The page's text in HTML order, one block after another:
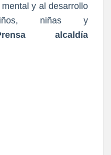
y al desarrollo
niñas y
alcaldía